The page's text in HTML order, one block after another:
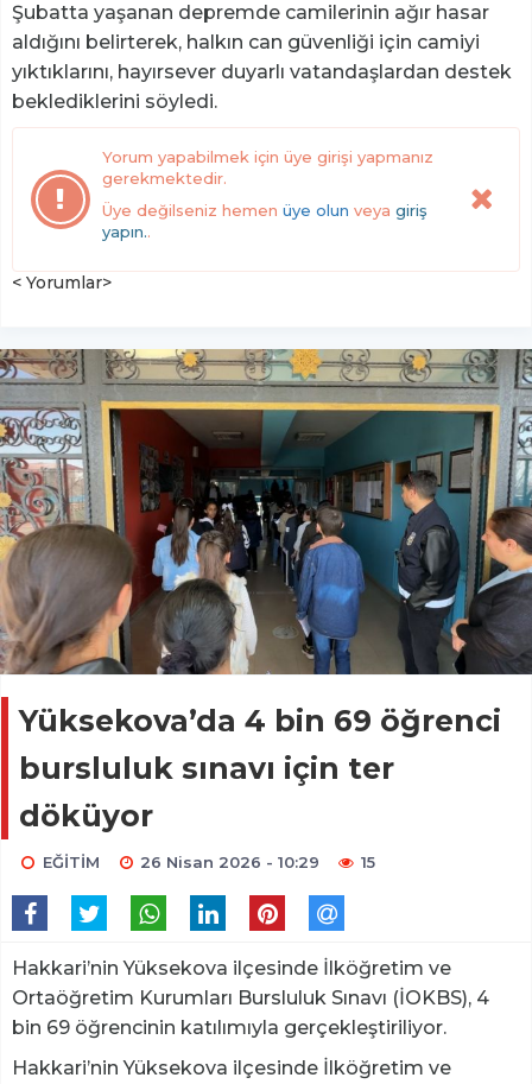
Şubatta yaşanan depremde camilerinin ağır hasar
aldığını belirterek, halkın can güvenliği için camiyi
yıktıklarını, hayırsever duyarlı vatandaşlardan destek
beklediklerini söyledi.
Yorum yapabilmek için üye girişi yapmanız
gerekmektedir.
Üye değilseniz hemen üye olun veya giriş
yapın..
< Yorumlar>
Yüksekova’da 4 bin 69 öğrenci
bursluluk sınavı için ter
döküyor
EĞİTİM 26 Nisan 2026 - 10:29 15
Hakkari’nin Yüksekova ilçesinde İlköğretim ve
Ortaöğretim Kurumları Bursluluk Sınavı (İOKBS), 4
bin 69 öğrencinin katılımıyla gerçekleştiriliyor.
Hakkari’nin Yüksekova ilçesinde İlköğretim ve